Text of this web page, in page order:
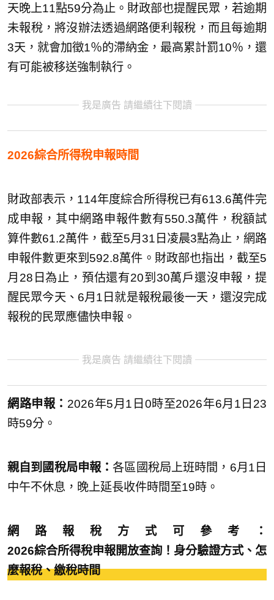
天晚上11點59分為止。財政部也提醒民眾，若逾期
未報稅，將沒辦法透過網路便利報稅，而且每逾期
3天，就會加徵1％的滯納金，最高累計罰10％，還
有可能被移送強制執行。
我是廣告 請繼續往下閱讀
2026綜合所得稅申報時間
財政部表示，114年度綜合所得稅已有613.6萬件完
成申報，其中網路申報件數有550.3萬件，稅額試
算件數61.2萬件，截至5月31日凌晨3點為止，網路
申報件數更來到592.8萬件。財政部也指出，截至5
月28日為止，預估還有20到30萬戶還沒申報，提
醒民眾今天、6月1日就是報稅最後一天，還沒完成
報稅的民眾應儘快申報。
我是廣告 請繼續往下閱讀
網路申報： 2026年5月1日0時至2026年6月1日23
時59分。
親自到國稅局申報：各區國稅局上班時間，6月1日
中午不休息，晚上延長收件時間至19時。
網路報稅方式可參考：
2026綜合所得稅申報開放查詢！身分驗證方式、怎
麼報稅、繳稅時間